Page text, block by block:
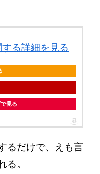
る詳細を見る
見る
るだけで、えも言
る。